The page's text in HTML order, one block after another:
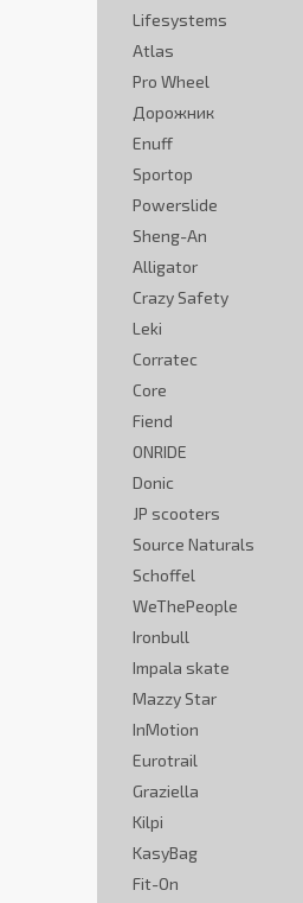
Lifesystems
Atlas
Pro Wheel
Дорожник
Enuff
Sportop
Powerslide
Sheng-An
Alligator
Crazy Safety
Leki
Corratec
Core
Fiend
ONRIDE
Donic
JP scooters
Source Naturals
Schoffel
WeThePeople
Ironbull
Impala skate
Mazzy Star
InMotion
Eurotrail
Graziella
Kilpi
KasyBag
Fit-On